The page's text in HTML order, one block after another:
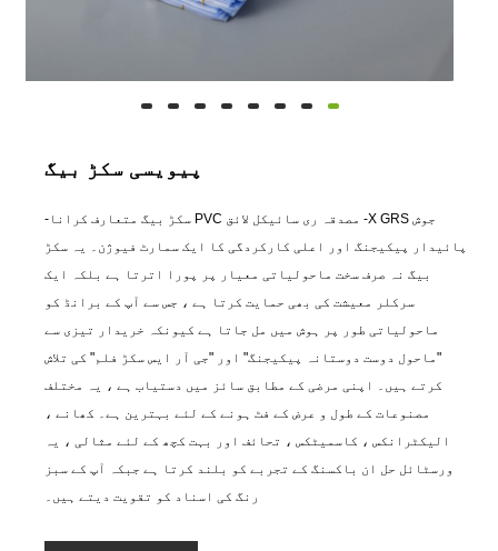
پیویسی سکڑ بیگ
جوش X GRS- مصدقہ ری سائیکل لائق PVC سکڑ بیگ متعارف کرانا-
پائیدار پیکیجنگ اور اعلی کارکردگی کا ایک سمارٹ فیوژن۔ یہ سکڑ
بیگ نہ صرف سخت ماحولیاتی معیار پر پورا اترتا ہے بلکہ ایک
سرکلر معیشت کی بھی حمایت کرتا ہے ، جس سے آپ کے برانڈ کو
ماحولیاتی طور پر ہوش میں مل جاتا ہے کیونکہ خریدار تیزی سے
"ماحول دوست دوستانہ پیکیجنگ" اور "جی آر ایس سکڑ فلم" کی تلاش
کرتے ہیں۔ اپنی مرضی کے مطابق سائز میں دستیاب ہے ، یہ مختلف
مصنوعات کے طول و عرض کے فٹ ہونے کے لئے بہترین ہے۔ کھانے ،
الیکٹرانکس ، کاسمیٹکس ، تحائف اور بہت کچھ کے لئے مثالی ، یہ
ورسٹائل حل ان باکسنگ کے تجربے کو بلند کرتا ہے جبکہ آپ کے سبز
رنگ کی اسناد کو تقویت دیتے ہیں۔